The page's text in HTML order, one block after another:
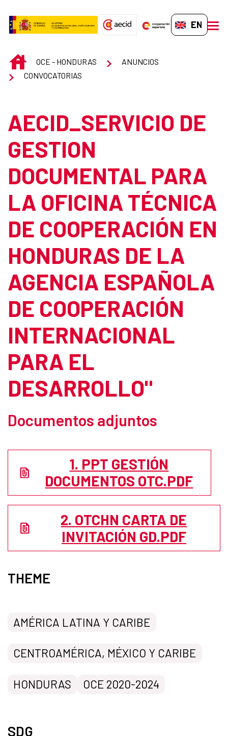
EN-GB
INICIOOCE - HONDURAS
ANUNCIOS
CONVOCATORIAS
AECID_SERVICIO DE
GESTION
DOCUMENTAL PARA
LA OFICINA TÉCNICA
DE COOPERACIÓN EN
HONDURAS DE LA
AGENCIA ESPAÑOLA
DE COOPERACIÓN
INTERNACIONAL
PARA EL
DESARROLLO"
Documentos adjuntos
1. PPT GESTIÓN
DOCUMENTOS OTC.PDF
2. OTCHN CARTA DE
INVITACIÓN GD.PDF
THEME
AMÉRICA LATINA Y CARIBE
CENTROAMÉRICA, MÉXICO Y CARIBE
HONDURAS OCE 2020-2024
SDG